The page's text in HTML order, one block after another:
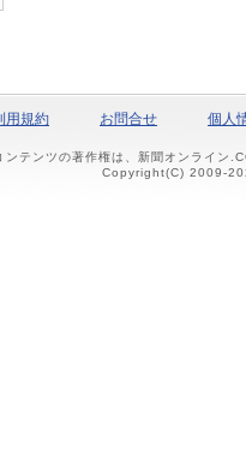
用規約 お問合せ 個人
テンツの著作権は、新聞オンライン
Copyright(C) 2009-